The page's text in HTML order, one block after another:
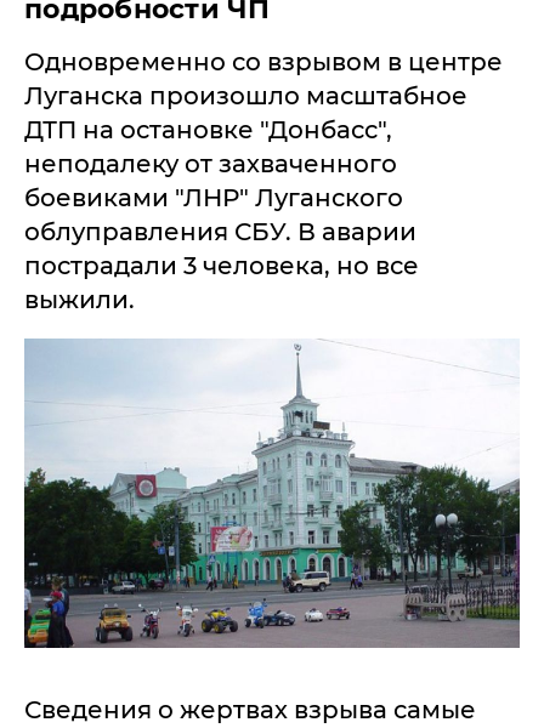
подробности ЧП
Одновременно со взрывом в центре
Луганска произошло масштабное
ДТП на остановке "Донбасс",
неподалеку от захваченного
боевиками "ЛНР" Луганского
облуправления СБУ. В аварии
пострадали 3 человека, но все
выжили.
Сведения о жертвах взрыва самые